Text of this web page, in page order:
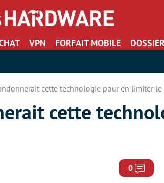
VPN FORFAIT MOBILE
cette technologie pour en limiter
cette
0